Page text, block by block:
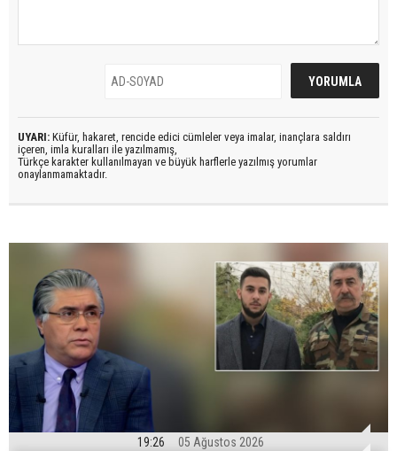
UYARI: Küfür, hakaret, rencide edici cümleler veya imalar, inançlara saldırı
içeren, imla kuralları ile yazılmamış,
Türkçe karakter kullanılmayan ve büyük harflerle yazılmış yorumlar
onaylanmamaktadır.
19:26 05 Ağustos 2026